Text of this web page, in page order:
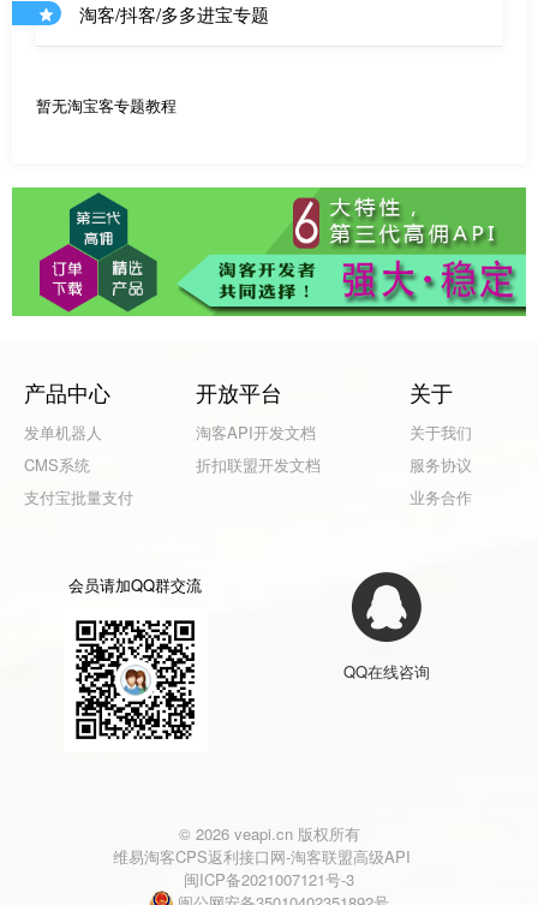
淘客/抖客/多多进宝专题
暂无淘宝客专题教程
产品中心
发单机器人
CMS系统
支付宝批量支付
开放平台
淘客API开发文档
折扣联盟开发文档
关于
关于我们
服务协议
业务合作
会员请加QQ群交流
QQ在线咨询
© 2026 veapi.cn 版权所有
维易淘客CPS返利接口网-淘客联盟高级API
闽ICP备2021007121号-3